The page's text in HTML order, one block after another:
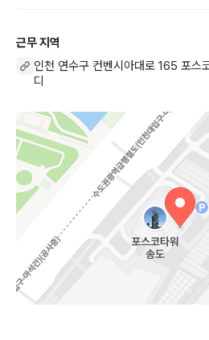
근무 지역
인천 연수구 컨벤시아대로 165 포스
디